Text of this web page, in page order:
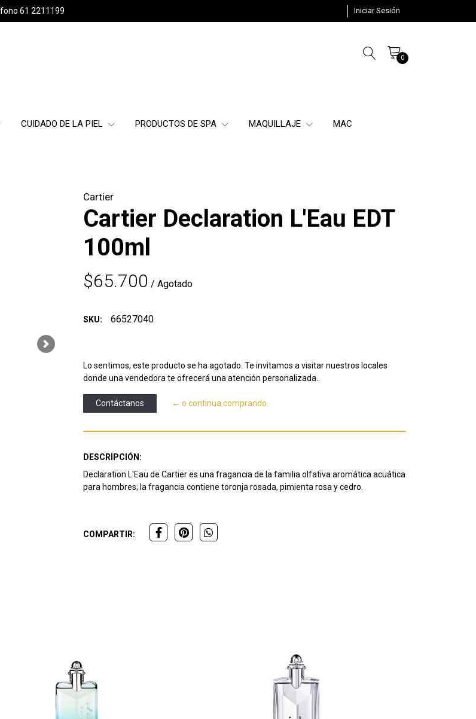
61 2211199 Iniciar Sesión
0
CUIDADO DE LA PIEL PRODUCTOS DE SPA MAQUILLAJE MAC
Next
Cartier
Cartier Declaration L'Eau EDT
100ml
$65.700 / Agotado
SKU: 66527040
Lo sentimos, este producto se ha agotado. Te invitamos a visitar nuestros locales
donde una vendedora te ofrecerá una atención personalizada..
Contáctanos ← o continua comprando
DESCRIPCIÓN:
Declaration L'Eau de Cartier es una fragancia de la familia olfativa aromática acuática
para hombres; la fragancia contiene toronja rosada, pimienta rosa y cedro.
COMPARTIR: